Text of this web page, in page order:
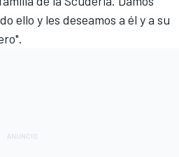
ello y les deseamos a él y a su